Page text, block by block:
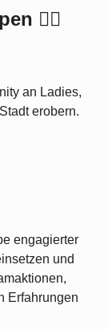
💁‍♀️
an Ladies,
erobern.
engagierter
und
Erfahrungen